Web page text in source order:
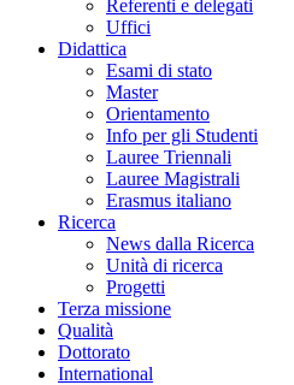
Referenti e delegati
Uffici
Didattica
Esami di stato
Master
Orientamento
Info per gli Studenti
Lauree Triennali
Lauree Magistrali
Erasmus italiano
Ricerca
News dalla Ricerca
Unità di ricerca
Progetti
Terza missione
Qualità
Dottorato
International